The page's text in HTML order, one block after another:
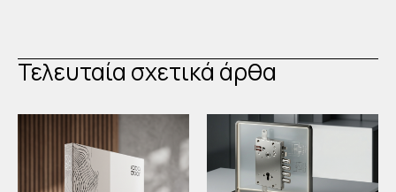
Τελευταία σχετικά άρθα